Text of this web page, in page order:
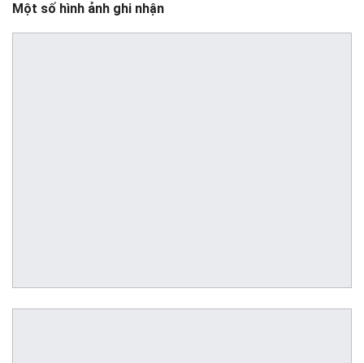
Một số hình ảnh ghi nhận